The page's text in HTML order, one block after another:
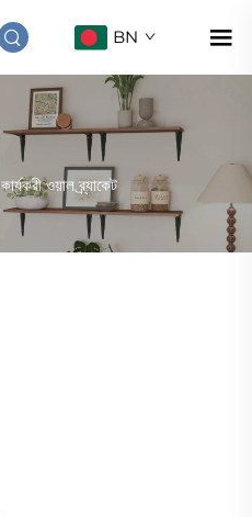
BN
কার্যকরী ওয়াল ব্র্যাকেট